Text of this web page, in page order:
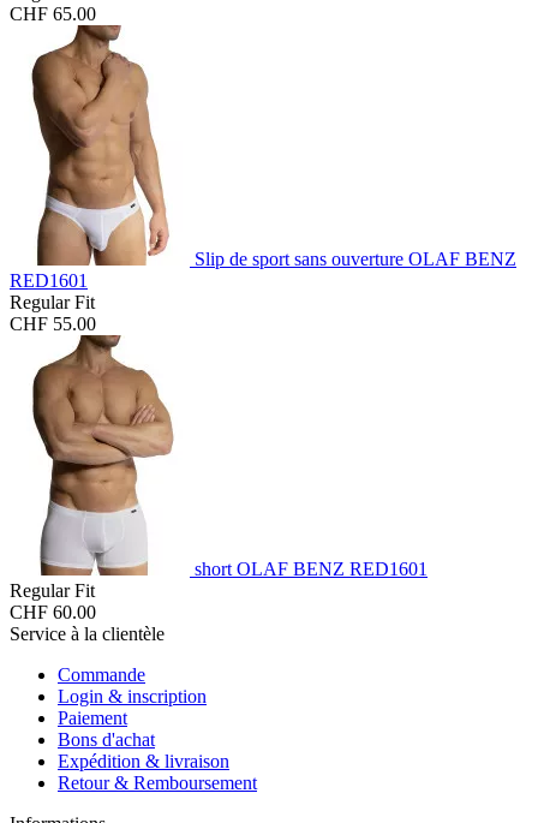
CHF 65.00
Slip de sport sans ouverture OLAF BENZ
RED1601
Regular Fit
CHF 55.00
short OLAF BENZ RED1601
Regular Fit
CHF 60.00
Service à la clientèle
Commande
Login & inscription
Paiement
Bons d'achat
Expédition & livraison
Retour & Remboursement